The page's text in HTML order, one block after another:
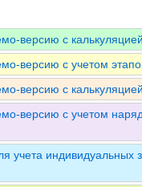
версию с
версию с учетом
версию с
версию с учетом
учета индивидуальных